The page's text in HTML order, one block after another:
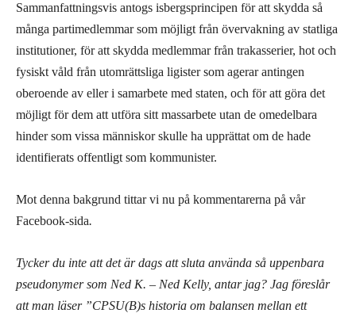
Sammanfattningsvis antogs isbergsprincipen för att skydda så
många partimedlemmar som möjligt från övervakning av statliga
institutioner, för att skydda medlemmar från trakasserier, hot och
fysiskt våld från utomrättsliga ligister som agerar antingen
oberoende av eller i samarbete med staten, och för att göra det
möjligt för dem att utföra sitt massarbete utan de omedelbara
hinder som vissa människor skulle ha upprättat om de hade
identifierats offentligt som kommunister.
Mot denna bakgrund tittar vi nu på kommentarerna på vår
Facebook-sida.
Tycker du inte att det är dags att sluta använda så uppenbara
pseudonymer som Ned K. – Ned Kelly, antar jag? Jag föreslår
att man läser ”CPSU(B)s historia om balansen mellan ett